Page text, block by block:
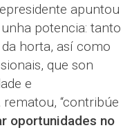
apuntou
potencia: tanto
horta, así como
que son
e
rematou, “contribúe
oportunidades no